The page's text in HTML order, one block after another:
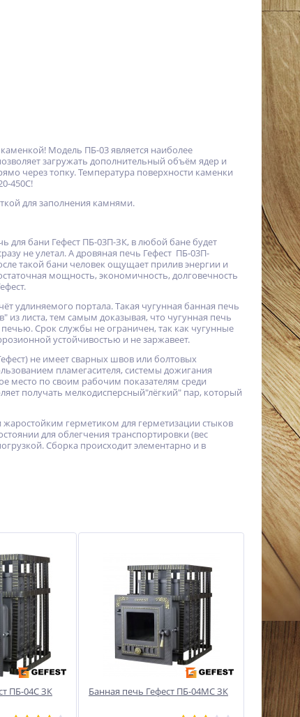
Модель ПБ-03 является наиболее
загружать дополнительный объём ядер и
через топку. Температура поверхности каменки
450С!
для заполнения камнями.
для бани Гефест ПБ-03П-ЗК, в любой бане будет
не улетал. А дровяная печь Гефест ПБ-03П-
такой бани человек ощущает прилив энергии и
мощность, экономичность, долговечность
удлиняемого портала. Такая чугунная банная печь
листа, тем самым доказывая, что чугунная печь
Срок службы не ограничен, так как чугунные
устойчивостью и не заржавеет.
не имеет сварных швов или болтовых
пламегасителя, системы дожигания
место по своим рабочим показателям среди
получать мелкодисперсный"лёгкий" пар, который
герметиком для герметизации стыков
для облегчения транспортировки (вес
Сборка происходит элементарно и в
ПБ-04С ЗК Банная печь Гефест ПБ-04МС ЗК